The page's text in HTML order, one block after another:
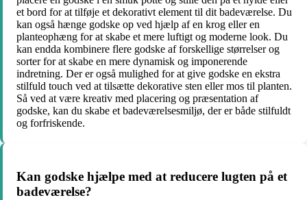
et bord for at tilføje et dekorativt element til dit badeværelse. Du
kan også hænge godske op ved hjælp af en krog eller en
planteophæng for at skabe et mere luftigt og moderne look. Du
kan endda kombinere flere godske af forskellige størrelser og
sorter for at skabe en mere dynamisk og imponerende
indretning. Der er også mulighed for at give godske en ekstra
stilfuld touch ved at tilsætte dekorative sten eller mos til planten.
Så ved at være kreativ med placering og præsentation af
godske, kan du skabe et badeværelsesmiljø, der er både stilfuldt
og forfriskende.
Kan godske hjælpe med at reducere lugten på et
badeværelse?